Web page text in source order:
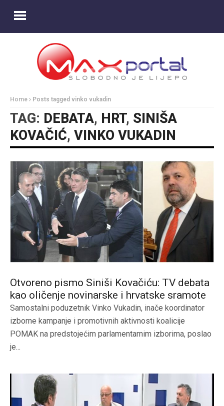
Home Posts tagged vinko vukadin
TAG: DEBATA, HRT, SINIŠA
KOVAČIĆ, VINKO VUKADIN
Otvoreno pismo Siniši Kovačiću: TV debata
kao oličenje novinarske i hrvatske sramote
Samostalni poduzetnik Vinko Vukadin, inače koordinator
izborne kampanje i promotivnih aktivnosti koalicije
POMAK na predstojećim parlamentarnim izborima, poslao
je...